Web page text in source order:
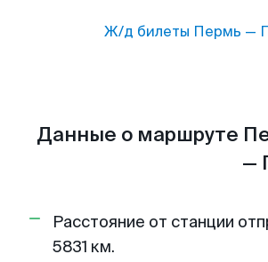
Ж/д билеты Пермь —
Данные о маршруте
—
Расстояние от станции
5831 км.